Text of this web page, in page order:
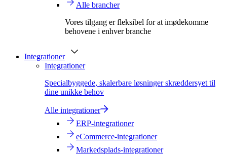
Alle brancher
Vores tilgang er fleksibel for at imødekomme
behovene i enhver branche
Integrationer
Integrationer
Specialbyggede, skalerbare løsninger skræddersyet til
dine unikke behov
Alle integrationer
ERP-integrationer
eCommerce-integrationer
Markedsplads-integrationer